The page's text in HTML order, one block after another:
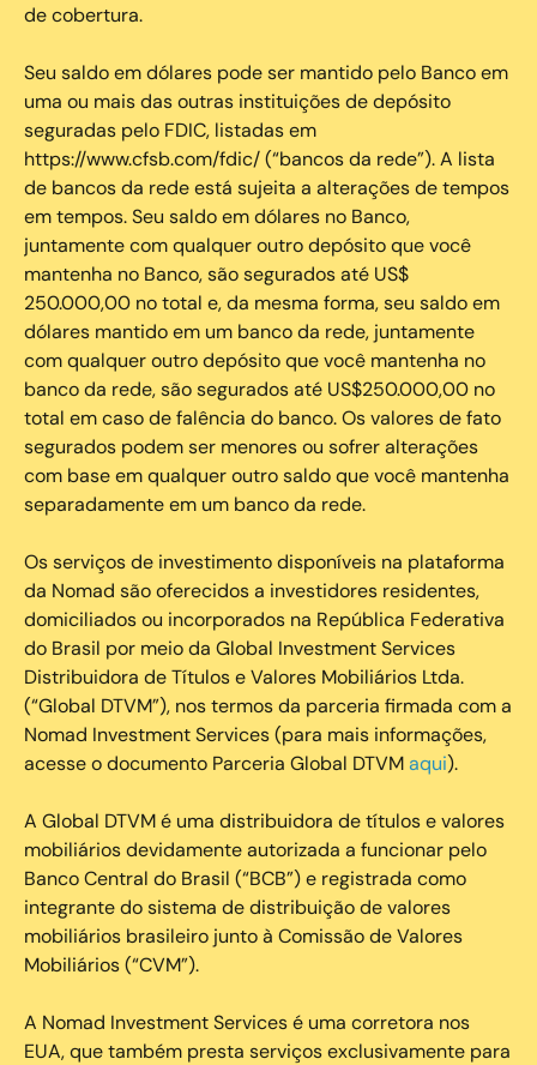
de cobertura.
Seu saldo em dólares pode ser mantido pelo Banco em
uma ou mais das outras instituições de depósito
seguradas pelo FDIC, listadas em
https://www.cfsb.com/fdic/ (“bancos da rede”). A lista
de bancos da rede está sujeita a alterações de tempos
em tempos. Seu saldo em dólares no Banco,
juntamente com qualquer outro depósito que você
mantenha no Banco, são segurados até US$
250.000,00 no total e, da mesma forma, seu saldo em
dólares mantido em um banco da rede, juntamente
com qualquer outro depósito que você mantenha no
banco da rede, são segurados até US$250.000,00 no
total em caso de falência do banco. Os valores de fato
segurados podem ser menores ou sofrer alterações
com base em qualquer outro saldo que você mantenha
separadamente em um banco da rede.
Os serviços de investimento disponíveis na plataforma
da Nomad são oferecidos a investidores residentes,
domiciliados ou incorporados na República Federativa
do Brasil por meio da Global Investment Services
Distribuidora de Títulos e Valores Mobiliários Ltda.
(“Global DTVM”), nos termos da parceria firmada com a
Nomad Investment Services (para mais informações,
acesse o documento Parceria Global DTVMaqui).
A Global DTVM é uma distribuidora de títulos e valores
mobiliários devidamente autorizada a funcionar pelo
Banco Central do Brasil (“BCB”) e registrada como
integrante do sistema de distribuição de valores
mobiliários brasileiro junto à Comissão de Valores
Mobiliários (“CVM”).
‍A Nomad Investment Services é uma corretora nos
EUA, que também presta serviços exclusivamente para